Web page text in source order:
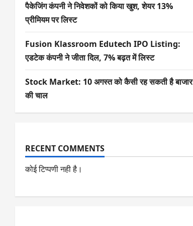
पैकेजिंग कंपनी ने निवेशकों को किया खुश, शेयर 13%
प्रीमियम पर लिस्ट
Fusion Klassroom Edutech IPO Listing:
एडटेक कंपनी ने जीता दिल, 7% बढ़त में लिस्ट
Stock Market: 10 अगस्त को कैसी रह सकती है बाजार
की चाल
RECENT COMMENTS
कोई टिप्पणी नही है।